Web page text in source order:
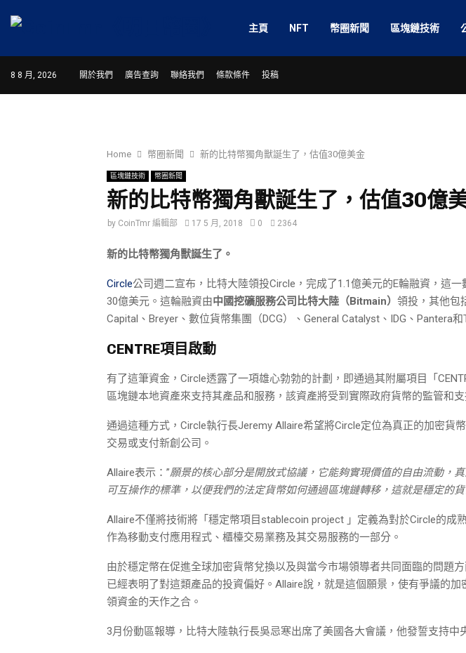
主頁 NFT 幣圈新聞 區塊鏈技術
8 8 月, 2026 關於我們 廣告查詢 聯絡我們 條款條件 投稿
Home 幣圈新聞 新的比特幣獨角獸誕生了，估值30億美金
區塊鏈技術 幣圈新聞
新的比特幣獨角獸誕生了，估值30億
by CoinTmr 編輯部 17 5 月, 2018 0 2364
新的比特幣獨角獸誕生了。
Circle公司週二宣布，比特大陸領投Circle，完成了1.1億美元的E輪融資，這
30億美元。這輪融資由中國挖礦服務公司比特大陸（Bitmain） 領投，其他包
Capital、Breyer、數位貨幣集團（DCG）、General Catalyst、IDG、Pantera
CENTRE項目啟動
有了這筆資金，Circle透露了一項雄心勃勃的計劃，即通過其附屬項目「
區塊鏈本地資產來支持其產品和服務，該資產將受到實際政府貨幣的監管和支
通過這種方式，Circle執行長Jeremy Allaire希望將Circle定位為真正的加密貨
交易或支付新創公司。
Allaire表示：”願景的核心部分是開放式協議，它能夠實現價值的自由流動，
可互操作的標準，以便我們的法定貨幣如何通過區塊鏈轉移，這就是穩定的
Allaire不僅將技術將「穩定幣項目stablecoin project 」定義為對於Circle的成
作為移動支付應用程式、櫃檯交易業務及其交易服務的一部分。
由於穩定幣在促進全球加密貨幣兌換以及與當今市場領導者共同面臨的問題
已經表明了對這類產品的投資偏好。Allaire說，就是這個願景，使有爭議的加
領資金的天作之合。
3月份動區報導，比特大陸執行長吳忌寒出席了美國各大會議，他發誓支持中